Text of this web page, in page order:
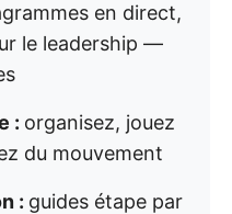
en direct,
le leadership —
: organisez, jouez
du mouvement
: guides étape par